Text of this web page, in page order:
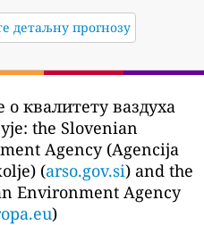
детаљну прогнозу
о квалитету ваздуха
the Slovenian
Agency (Agencija
(arso.gov.si) and the
Environment Agency
)